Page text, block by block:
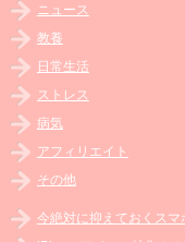
ニュース
教養
日常生活
ストレス
病気
アフィリエイト
その他
今絶対に抑えておくスマ